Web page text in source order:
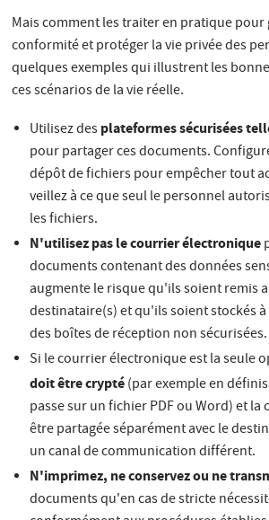
Mais comment les traiter en pratique pour
conformité et protéger la vie privée des
quelques exemples qui illustrent les
ces scénarios de la vie réelle.
Utilisez desplateformes sécurisées
pour partager ces documents.
dépôt de fichiers pour empêcher tout
veillez à ce que seul le personnel
les fichiers.
N'utilisez pas le courrier électronique
documents contenant des données
augmente le risque qu'ils soient remis
destinataire(s) et qu'ils soient stockés
des boîtes de réception non sécurisées.
Si le courrier électronique est la seule
doit être crypté(par exemple en
passe sur un fichier PDF ou Word) et la
être partagée séparément avec le
un canal de communication différent.
N'imprimez, ne conservez ou ne
documents qu'en cas de stricte